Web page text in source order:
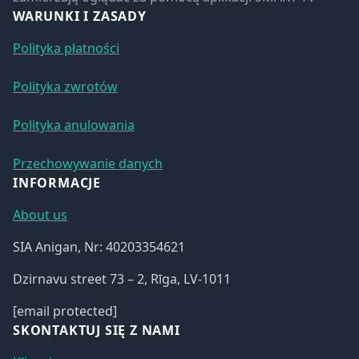
WARUNKI I ZASADY
Polityka płatności
Polityka zwrotów
Polityka anulowania
Przechowywanie danych
INFORMACJE
About us
SIA Anigan, Nr: 40203354621
Dzirnavu street 73 – 2, Rīga, LV-1011
[email protected]
SKONTAKTUJ SIĘ Z NAMI